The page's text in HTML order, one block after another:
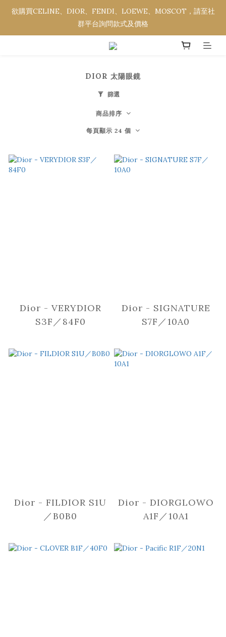
欲購買CELINE、DIOR、FENDI、LOEWE、MOSCOT，請至社
群平台詢問款式及價格
欲購買CELINE、DIOR、FENDI、LOEWE、MOSCOT，請至社
群平台詢問款式及價格
全館消費金額滿NT$3,000，即享免運優惠。
欲購買CELINE、DIOR、FENDI、LOEWE、MOSCOT，請至社
群平台詢問款式及價格
DIOR 太陽眼鏡
篩選
商品排序
每頁顯示 24 個
Dior - VERYDIOR
S3F／84F0
Dior - SIGNATURE
S7F／10A0
Dior - FILDIOR S1U
／B0B0
Dior - DIORGLOWO
A1F／10A1